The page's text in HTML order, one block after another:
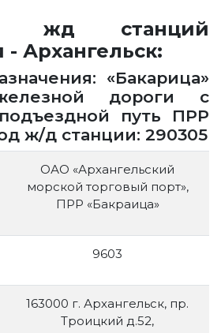
жд станций
- Архангельск:
«Бакарица»
дороги с
путь ПРР
ж/д станции: 290305
ОАО «Архангельский
морской торговый порт»,
ПРР «Бакраица»
9603
163000 г. Архангельск, пр.
Троицкий д.52,